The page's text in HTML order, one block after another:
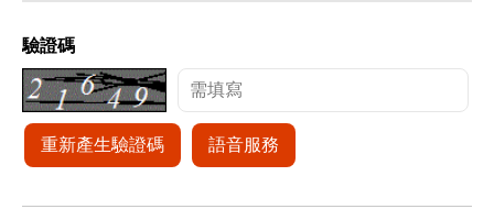
驗證碼
重新產生驗證碼 語音服務